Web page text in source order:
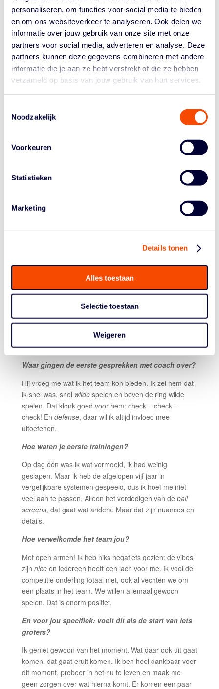
personaliseren, om functies voor social media te bieden
en om ons websiteverkeer te analyseren. Ook delen we
informatie over jouw gebruik van onze site met onze
partners voor social media, adverteren en analyse. Deze
partners kunnen deze gegevens combineren met andere
informatie die je aan ze hebt verstrekt of die ze hebben
verzameld op basis van jouw gebruik van hun services.
Noodzakelijk
Voorkeuren
Statistieken
Marketing
Details tonen
Alles toestaan
Selectie toestaan
Weigeren
komende jaren véél verschillende atleten uit deze
universiteiten, jongens die 3×3 op niveau spelen… Dat
brengt me elke dag een glimlach op mijn gezicht.
een berichtje: we hebben een plekje als je zin hebt. Dat
kwam uit het niks. Het was een berichtje via Instagram
en ik checkte zelfs met mijn teamgenoot Kai Edwards,
met wie ik in Denemarken speel: is dit echt?! Hij zei me
Hoe was je eerste reactie?
helemaal. Ik had niet gedacht dat het ooit zou gebeuren,
en dat het dan redelijk uit het niets komt. Dan ben je erg
dankbaar.
Waar gingen de eerste gesprekken met coach over?
Hij vroeg me wat ik het team kon bieden. Ik zei hem dat
ik snel was, snel wilde spelen en boven de ring wilde
spelen. Dat klonk goed voor hem: check – check –
check! En defense, daar wil ik altijd invloed mee
uitoefenen.
Hoe waren je eerste trainingen?
Op dag één was ik wat vermoeid, ik had weinig
geslapen. Maar ik heb de afgelopen vijf jaar in
vergelijkbare systemen gespeeld, dus ik hoef me niet
veel aan te passen. Alleen het verdedigen van de ball
screens, dat gaat wat anders. Maar dat zijn nuances en
details.
Hoe verwelkomde het team jou?
Met open armen! Ik heb niks negatiefs gezien: de vibes
zijn nice en iedereen heeft een lach voor me. Ik voel de
competitie onderling totaal niet, ook al vechten we om
een plaats in het team. We willen allemaal gewoon
spelen. Dat is enorm positief.
En voor jou specifiek: voelt dit als de start van iets
groters?
Ik geniet gewoon van het moment. Wat daar ook uit gaat
komen, dat gaat eruit komen. Ik ben heel dankbaar voor
dit moment, probeer in het nu te leven en maak me
geen zorgen over wat hierna komt. Er komen een paar